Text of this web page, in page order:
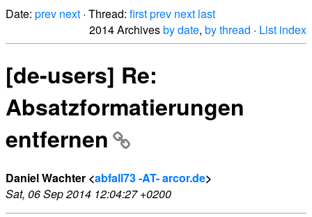
Date: prev next · Thread: firstprev next last
2014 Archivesby date, by thread · List index
[de-users] Re:
Absatzformatierungen
entfernen
Daniel Wachter <abfall73 -AT- arcor.de>
Sat, 06 Sep 2014 12:04:27 +0200